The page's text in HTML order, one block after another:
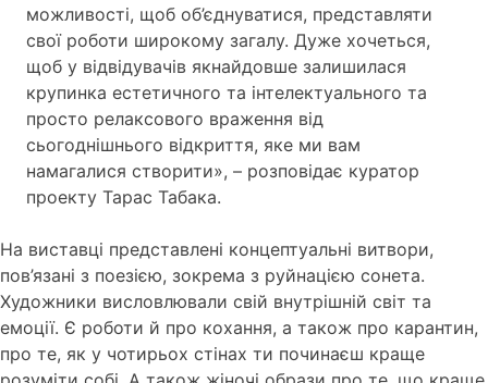
можливості, щоб об’єднуватися, представляти
свої роботи широкому загалу. Дуже хочеться,
щоб у відвідувачів якнайдовше залишилася
крупинка естетичного та інтелектуального та
просто релаксового враження від
сьогоднішнього відкриття, яке ми вам
намагалися створити», – розповідає куратор
проекту Тарас Табака.
На виставці представлені концептуальні витвори,
пов’язані з поезією, зокрема з руйнацією сонета.
Художники висловлювали свій внутрішній світ та
емоції. Є роботи й про кохання, а також про карантин,
про те, як у чотирьох стінах ти починаєш краще